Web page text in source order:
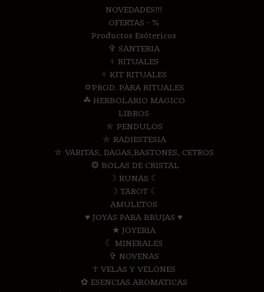
NOVEDADES!!!
OFERTAS - %
Productos Esótericos
✞ SANTERIA
♆ RITUALES
♆ KIT RITUALES
✡PROD. PARA RITUALES
☘ HERBOLARIO MAGICO
LIBROS
⛤ PENDULOS
⛤ RADIESTESIA
⛤ VARITAS, DAGAS,BASTONES, CETROS
❂ BOLAS DE CRISTAL
☽ RUNAS ☾
☽ TAROT ☾
AMULETOS
♥ JOYAS PARA BRUJAS ♥
★ JOYERIA
☾ MINERALES
✞ NOVENAS
☥ VELAS Y VELONES
✿ ESENCIAS AROMATICAS